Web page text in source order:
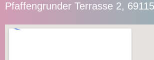
Pfaffengrunder Terrasse 2,